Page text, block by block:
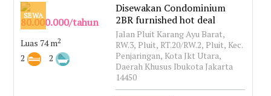
SEWA
80.000.000/tahun
Luas 74 m2
2 2
Disewakan Condominium
2BR furnished hot deal
Jalan Pluit Karang Ayu Barat,
RW.3, Pluit, RT.20/RW.2, Pluit, Kec.
Penjaringan, Kota Jkt Utara,
Daerah Khusus Ibukota Jakarta
14450